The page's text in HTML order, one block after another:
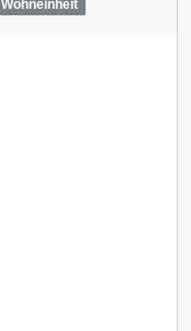
Wohneinheit